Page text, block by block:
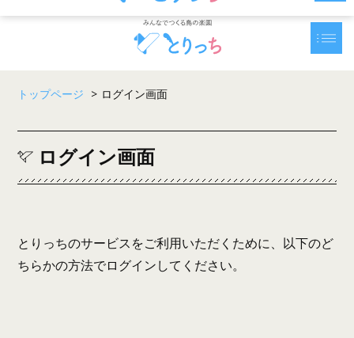
トップページ > ログイン画面
ログイン画面
とりっちのサービスをご利用いただくために、以下のど
ちらかの方法でログインしてください。